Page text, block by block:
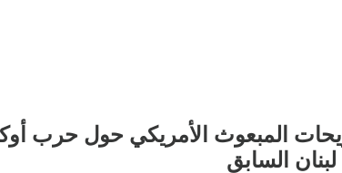
المبعوث الأمريكي حول حرب
السابق